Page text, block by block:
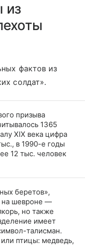
из
фактов из
солдат».
призыва
1365
XIX века цифра
в 1990-е годы
12 тыс. человек
беретов»,
на шевроне —
но также
имеет
талисман.
птицы: медведь,